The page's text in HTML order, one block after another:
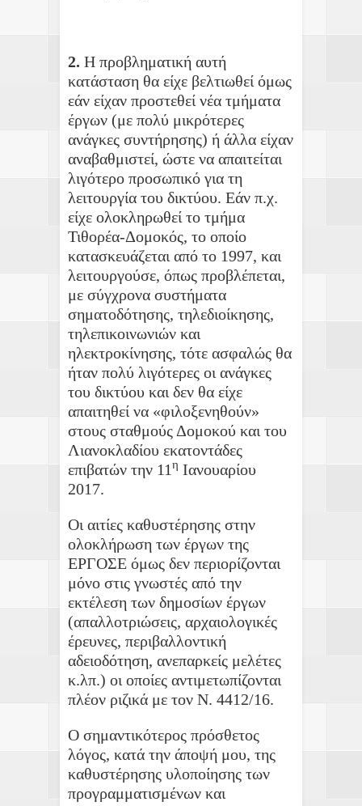
2. Η προβληματική αυτή
κατάσταση θα είχε βελτιωθεί όμως
εάν είχαν προστεθεί νέα τμήματα
έργων (με πολύ μικρότερες
ανάγκες συντήρησης) ή άλλα είχαν
αναβαθμιστεί, ώστε να απαιτείται
λιγότερο προσωπικό για τη
λειτουργία του δικτύου. Εάν π.χ.
είχε ολοκληρωθεί το τμήμα
Τιθορέα-Δομοκός, το οποίο
κατασκευάζεται από το 1997, και
λειτουργούσε, όπως προβλέπεται,
με σύγχρονα συστήματα
σηματοδότησης, τηλεδιοίκησης,
τηλεπικοινωνιών και
ηλεκτροκίνησης, τότε ασφαλώς θα
ήταν πολύ λιγότερες οι ανάγκες
του δικτύου και δεν θα είχε
απαιτηθεί να «φιλοξενηθούν»
στους σταθμούς Δομοκού και του
Λιανοκλαδίου εκατοντάδες
επιβατών την 11η Ιανουαρίου
2017.
Οι αιτίες καθυστέρησης στην
ολοκλήρωση των έργων της
ΕΡΓΟΣΕ όμως δεν περιορίζονται
μόνο στις γνωστές από την
εκτέλεση των δημοσίων έργων
(απαλλοτριώσεις, αρχαιολογικές
έρευνες, περιβαλλοντική
αδειοδότηση, ανεπαρκείς μελέτες
κ.λπ.) οι οποίες αντιμετωπίζονται
πλέον ριζικά με τον Ν. 4412/16.
Ο σημαντικότερος πρόσθετος
λόγος, κατά την άποψή μου, της
καθυστέρησης υλοποίησης των
προγραμματισμένων και